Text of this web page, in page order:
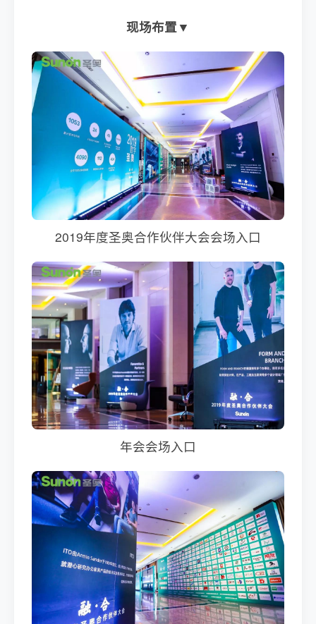
现场布置▼
2019年度圣奥合作伙伴大会会场入口
年会会场入口